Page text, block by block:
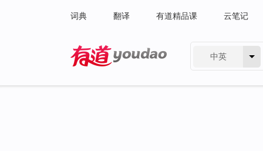
词典 翻译 有道精品课 云笔记
中英